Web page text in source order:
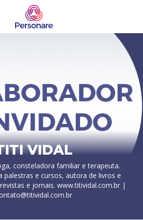
VIDAL
consteladora familiar e terapeuta.
palestras e cursos, autora de livros e
e jornais. www.titividal.com.br |